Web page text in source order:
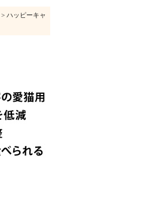
> ハッピーキャ